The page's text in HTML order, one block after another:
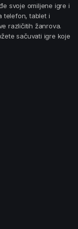
svoje omiljene igre i
telefon, tablet i
različitih žanrova.
sačuvati igre koje